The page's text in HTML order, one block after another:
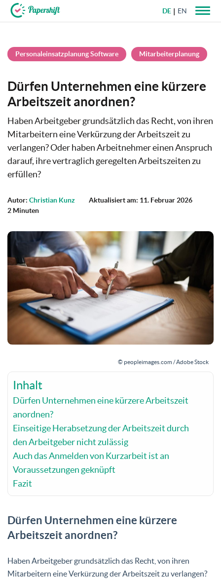
DE EN
Personaleinsatzplanung Software Mitarbeiterplanung
Dürfen Unternehmen eine kürzere
Arbeitszeit anordnen?
Haben Arbeitgeber grundsätzlich das Recht, von ihren
Mitarbeitern eine Verkürzung der Arbeitszeit zu
verlangen? Oder haben Arbeitnehmer einen Anspruch
darauf, ihre vertraglich geregelten Arbeitszeiten zu
erfüllen?
Autor: Christian Kunz
Aktualisiert am: 11. Februar 2026
2 Minuten
© peopleimages.com / Adobe Stock
Inhalt
Dürfen Unternehmen eine kürzere Arbeitszeit
anordnen?
Einseitige Herabsetzung der Arbeitszeit durch
den Arbeitgeber nicht zulässig
Auch das Anmelden von Kurzarbeit ist an
Voraussetzungen geknüpft
Fazit
Dürfen Unternehmen eine kürzere
Arbeitszeit anordnen?
Haben Arbeitgeber grundsätzlich das Recht, von ihren
Mitarbeitern eine Verkürzung der Arbeitszeit zu verlangen?